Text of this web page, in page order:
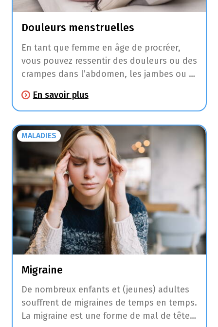
Douleurs menstruelles
En tant que femme en âge de procréer,
vous pouvez ressentir des douleurs ou des
crampes dans l’abdomen, les jambes ou le
En savoir plus
MALADIES
Migraine
De nombreux enfants et (jeunes) adultes
souffrent de migraines de temps en temps.
La migraine est une forme de mal de tête